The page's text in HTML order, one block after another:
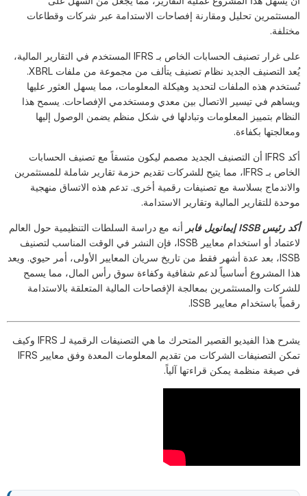
المستثمرين تحليل ومقارنة إفصاحات الاستدامة عبر شركات وقطاعات
مختلفة.
على غرار تصنيف الحسابات الخاص بـ IFRS المستخدم في التقارير المالية،
يُعد التصنيف الجديد نظام تصنيف يتألف من مجموعة من ملفات XBRL.
تُستخدم هذه الملفات لتحديد وهيكلة المعلومات، مما يسهل العثور عليها
ويساهم في تيسير الاتصال بين معدي ومستخدمي الإفصاحات. يسمح هذا
النظام بتمييز المعلومات وتبادلها في شكل منظم يضمن الوصول إليها
ومعالجتها بكفاءة.
أكد IFRS أن التصنيف الجديد مصمم ليكون متسقاً مع تصنيف الحسابات
الخاص بـ IFRS، مما يتيح للشركات تقديم حزمة تقارير شاملة للمستثمرين
والاندماج بسلاسة مع تصنيفات رقمية أخرى. تدعم هذه الاتساق منهجية
موحدة للتقارير المالية وتقارير الاستدامة.
أكد رئيس ISSB إيمانويل فابر
أنه مع دراسة السلطات التنظيمية حول العالم
لاعتماد أو استخدام معايير ISSB، فإن النشر في الوقت المناسب لتصنيف
ISSB، بعد عدة أشهر فقط من تاريخ سريان المعايير الأولى، أمر حيوي. ويعد
هذا المشروع أساسياً لدعم شفافية وكفاءة سوق رأس المال، مما يسمح
للشركات والمستثمرين بمعالجة الإفصاحات المالية المتعلقة بالاستدامة
رقمياً باستخدام معايير ISSB.
يشرح هذا الفيديو القصير المتحرك ما هي التصنيفات الرقمية لـ IFRS وكيف
تمكن التصنيفات الشركات من تقديم المعلومات المعدة وفق معايير IFRS
في صيغة منظمة يمكن قراءتها آلياً.